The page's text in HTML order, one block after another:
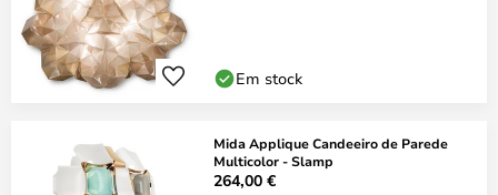
Em stock
Mida Applique Candeeiro de Parede
Multicolor - Slamp
264,00 €